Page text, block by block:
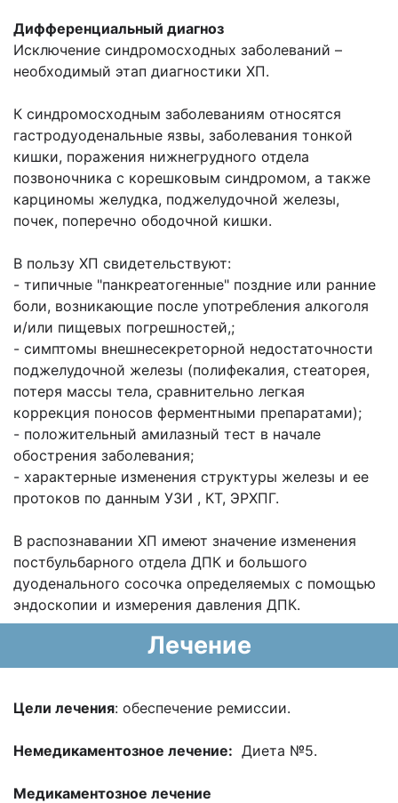
Дифференциальный диагноз
Исключение синдромосходных заболеваний –
необходимый этап диагностики ХП.
К синдромосходным заболеваниям относятся
гастродуоденальные язвы, заболевания тонкой
кишки, поражения нижнегрудного отдела
позвоночника с корешковым синдромом, а также
карциномы желудка, поджелудочной железы,
почек, поперечно ободочной кишки.
В пользу ХП свидетельствуют:
- типичные "панкреатогенные" поздние или ранние
боли, возникающие после употребления алкоголя
и/или пищевых погрешностей,;
- симптомы внешнесекреторной недостаточности
поджелудочной железы (полифекалия, стеаторея,
потеря массы тела, сравнительно легкая
коррекция поносов ферментными препаратами);
- положительный амилазный тест в начале
обострения заболевания;
- характерные изменения структуры железы и ее
протоков по данным УЗИ , КТ, ЭРХПГ.
В распознавании ХП имеют значение изменения
постбульбарного отдела ДПК и большого
дуоденального сосочка определяемых с помощью
эндоскопии и измерения давления ДПК.
Лечение
Цели лечения: обеспечение ремиссии.
Немедикаментозное лечение: Диета №5.
Медикаментозное лечение